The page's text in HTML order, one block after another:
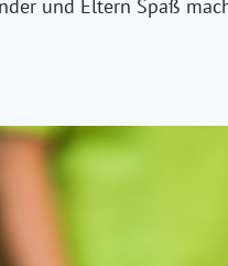
und Eltern Spaß